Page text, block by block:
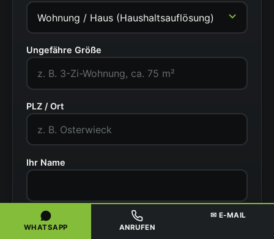
Ungefähre Größe
PLZ / Ort
Ihr Name
Telefonnummer
WHATSAPP ANRUFEN
✉ E-MAIL